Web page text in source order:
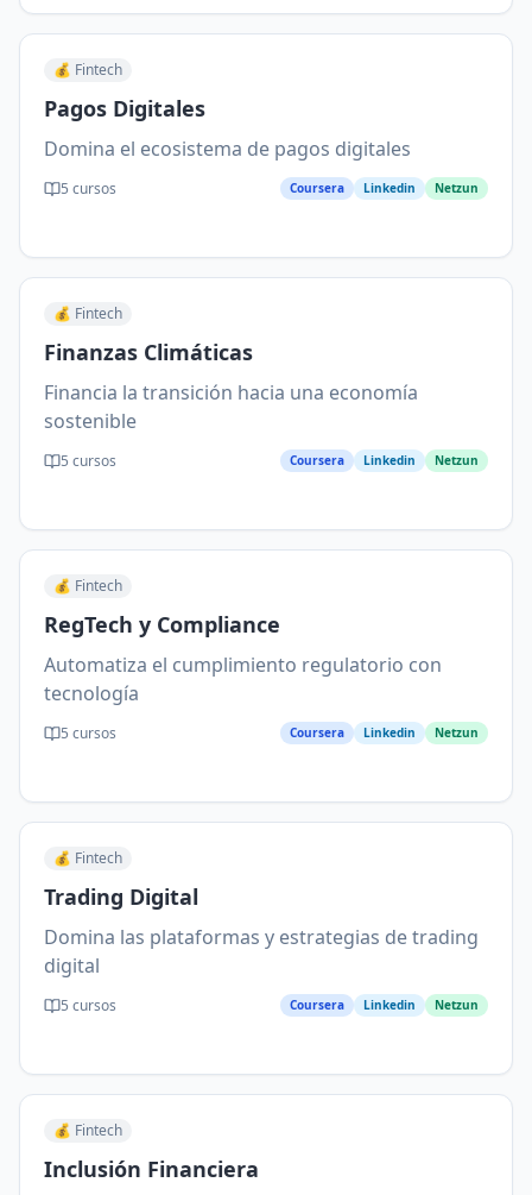
💰 Fintech
Pagos Digitales
Domina el ecosistema de pagos digitales
5 cursos Coursera Linkedin Netzun
💰 Fintech
Finanzas Climáticas
Financia la transición hacia una economía
sostenible
5 cursos Coursera Linkedin Netzun
💰 Fintech
RegTech y Compliance
Automatiza el cumplimiento regulatorio con
tecnología
5 cursos Coursera Linkedin Netzun
💰 Fintech
Trading Digital
Domina las plataformas y estrategias de trading
digital
5 cursos Coursera Linkedin Netzun
💰 Fintech
Inclusión Financiera